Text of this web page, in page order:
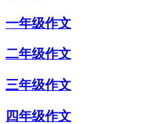
一年级作文
二年级作文
三年级作文
四年级作文